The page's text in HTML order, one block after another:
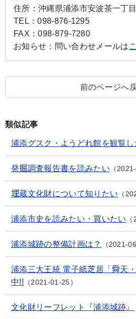
住所： 沖縄県浦添市安波茶一丁
TEL：098-876-1295
FAX：098-879-7280
お知らせ： 問い合わせメールは
前のページへ
類似記事
浦添グスク・ようどれ館を観覧し
発掘調査報告書を読みたい
埋蔵文化財について知りたい
浦添市史を読みたい・買いたい
浦添城跡の整備計画は？ 2021-
浦添三大王統 電子紙芝居「舜天
中!!
2021-01-25
文化財リーフレット『浦添城跡』